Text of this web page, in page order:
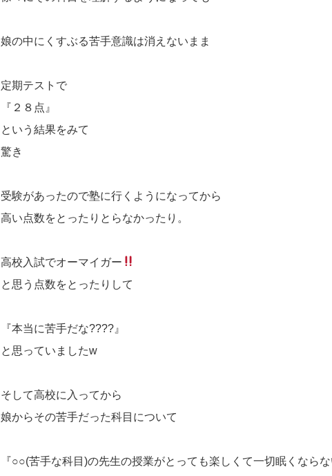
娘の中にくすぶる苦手意識は消えないまま
定期テストで
『２８点』
という結果をみて
驚き
受験があったので塾に行くようになってから
高い点数をとったりとらなかったり。
高校入試でオーマイガー
と思う点数をとったりして
『本当に苦手だな????』
と思っていましたw
そして高校に入ってから
娘からその苦手だった科目について
『○○(苦手な科目)の先生の授業がとっても楽しくて一切眠くならな